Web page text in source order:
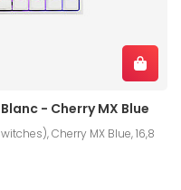
- Cherry MX Blue
Cherry MX Blue, 16,8